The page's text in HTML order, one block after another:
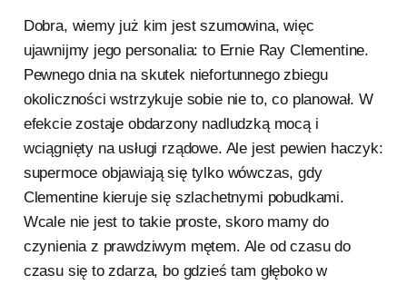
Dobra, wiemy już kim jest szumowina, więc
ujawnijmy jego personalia: to Ernie Ray Clementine.
Pewnego dnia na skutek niefortunnego zbiegu
okoliczności wstrzykuje sobie nie to, co planował. W
efekcie zostaje obdarzony nadludzką mocą i
wciągnięty na usługi rządowe. Ale jest pewien haczyk:
supermoce objawiają się tylko wówczas, gdy
Clementine kieruje się szlachetnymi pobudkami.
Wcale nie jest to takie proste, skoro mamy do
czynienia z prawdziwym mętem. Ale od czasu do
czasu się to zdarza, bo gdzieś tam głęboko w